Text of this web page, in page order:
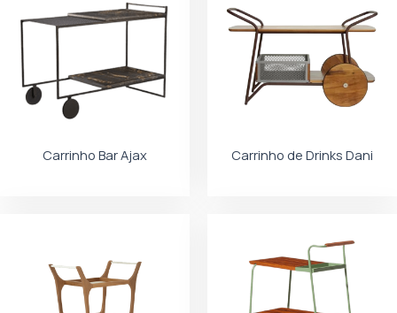
Carrinho Bar Ajax Carrinho de Drinks Dani